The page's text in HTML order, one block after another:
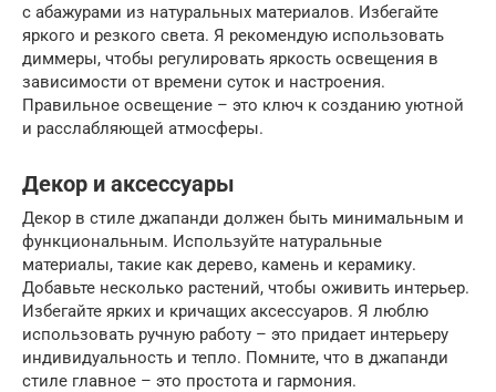
с абажурами из натуральных материалов. Избегайте
яркого и резкого света. Я рекомендую использовать
диммеры, чтобы регулировать яркость освещения в
зависимости от времени суток и настроения.
Правильное освещение – это ключ к созданию уютной
и расслабляющей атмосферы.
Декор и аксессуары
Декор в стиле джапанди должен быть минимальным и
функциональным. Используйте натуральные
материалы, такие как дерево, камень и керамику.
Добавьте несколько растений, чтобы оживить интерьер.
Избегайте ярких и кричащих аксессуаров. Я люблю
использовать ручную работу – это придает интерьеру
индивидуальность и тепло. Помните, что в джапанди
стиле главное – это простота и гармония.